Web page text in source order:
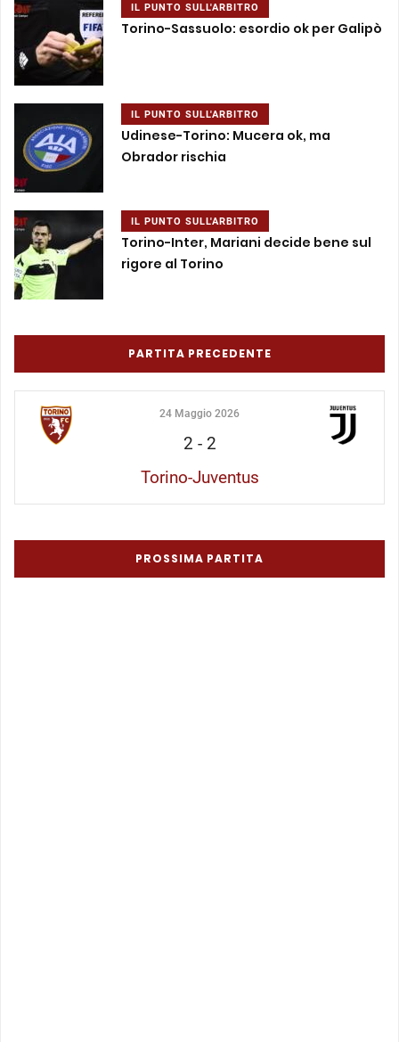
IL PUNTO SULL'ARBITRO
Torino-Sassuolo: esordio ok per Galipò
IL PUNTO SULL'ARBITRO
Udinese-Torino: Mucera ok, ma
Obrador rischia
IL PUNTO SULL'ARBITRO
Torino-Inter, Mariani decide bene sul
rigore al Torino
PARTITA PRECEDENTE
24 Maggio 2026
2 - 2
Torino-Juventus
PROSSIMA PARTITA